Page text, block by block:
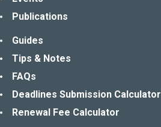
Publications
Guides
Tips & Notes
FAQs
Deadlines Submission Calculator
Renewal Fee Calculator